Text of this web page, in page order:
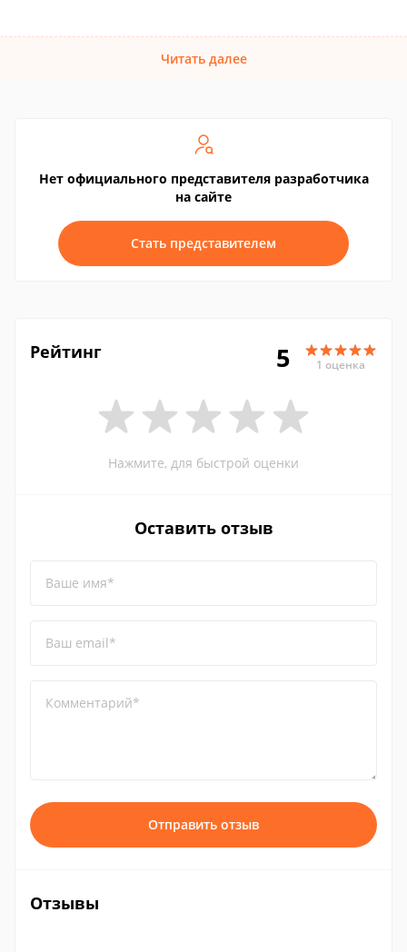
Читать далее
Нет официального представителя разработчика
на сайте
Стать представителем
Рейтинг 5 1 оценка
Нажмите, для быстрой оценки
Оставить отзыв
Ваше имя*
Ваш email*
Комментарий*
Отправить отзыв
Отзывы